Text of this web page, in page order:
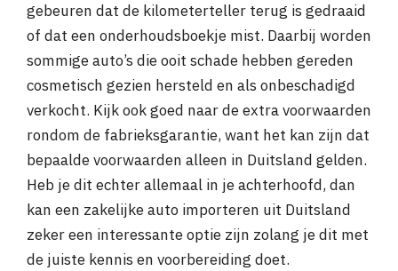
gebeuren dat de kilometerteller terug is gedraaid
of dat een onderhoudsboekje mist. Daarbij worden
sommige auto’s die ooit schade hebben gereden
cosmetisch gezien hersteld en als onbeschadigd
verkocht. Kijk ook goed naar de extra voorwaarden
rondom de fabrieksgarantie, want het kan zijn dat
bepaalde voorwaarden alleen in Duitsland gelden.
Heb je dit echter allemaal in je achterhoofd, dan
kan een zakelijke auto importeren uit Duitsland
zeker een interessante optie zijn zolang je dit met
de juiste kennis en voorbereiding doet.